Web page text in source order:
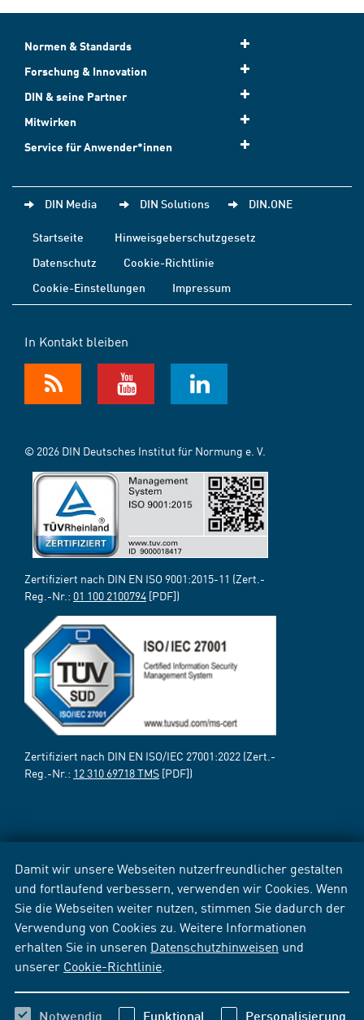
Damit wir unsere Webseiten nutzerfreundlicher gestalten
und fortlaufend verbessern, verwenden wir Cookies. Wenn
Sie die Webseiten weiter nutzen, stimmen Sie dadurch der
Verwendung von Cookies zu. Weitere Informationen
erhalten Sie in unseren Datenschutzhinweisen und
unserer Cookie-Richtlinie
Notwendig Funktional Personalisierung
Normen & Standards
Forschung & Innovation
DIN & seine Partner
Mitwirken
Service für Anwender*innen
DIN Media DIN Solutions DIN.ONE
Startseite
Hinweisgeberschutzgesetz
Datenschutz
Cookie-Richtlinie
Cookie-Einstellungen
Impressum
In Kontakt bleiben
© 2026 DIN Deutsches Institut für Normung e. V.
Zertifiziert nach DIN EN ISO 9001:2015-11 (Zert.-
Reg.-Nr.: 01 100 2100794 [PDF])
Zertifiziert nach DIN EN ISO/IEC 27001:2022 (Zert.-
Reg.-Nr.: 12 310 69718 TMS [PDF])